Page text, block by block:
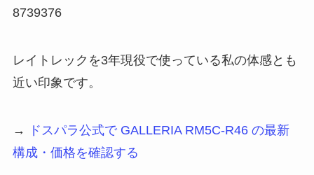
8739376
レイトレックを3年現役で使っている私の体感とも
近い印象です。
→
ドスパラ公式で GALLERIA RM5C-R46 の最新
構成・価格を確認する